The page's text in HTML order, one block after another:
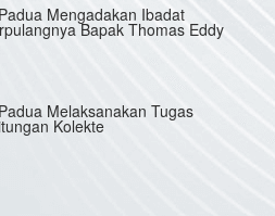
Mengadakan Ibadat
Bapak Thomas Eddy
Melaksanakan Tugas
Kolekte